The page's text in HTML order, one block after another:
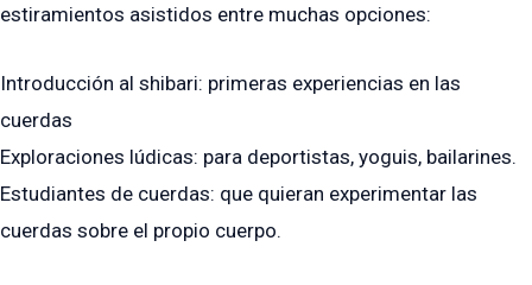
estiramientos asistidos entre muchas opciones:
Introducción al shibari: primeras experiencias en las
cuerdas
Exploraciones lúdicas: para deportistas, yoguis, bailarines.
Estudiantes de cuerdas: que quieran experimentar las
cuerdas sobre el propio cuerpo.